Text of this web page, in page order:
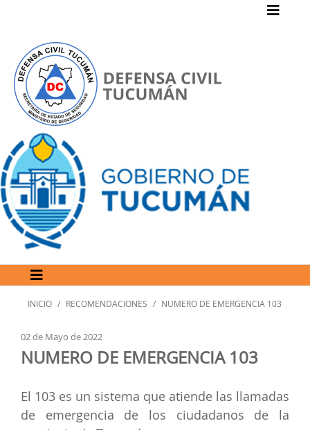
INICIO RECOMENDACIONES NUMERO DE EMERGENCIA 103
02 de Mayo de 2022
NUMERO DE EMERGENCIA 103
El 103 es un sistema que atiende las llamadas
de emergencia de los ciudadanos de la